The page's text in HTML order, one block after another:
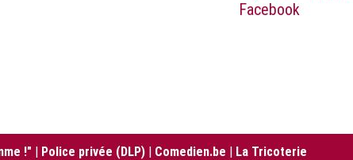
Facebook
!" | Police privée (DLP) | Comedien.be | La Tricoterie